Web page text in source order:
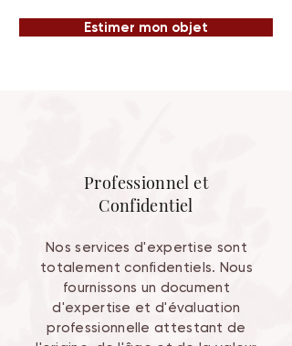
Estimer mon objet
Professionnel et
Confidentiel
Nos services d'expertise sont
totalement confidentiels. Nous
fournissons un document
d'expertise et d'évaluation
professionnelle attestant de